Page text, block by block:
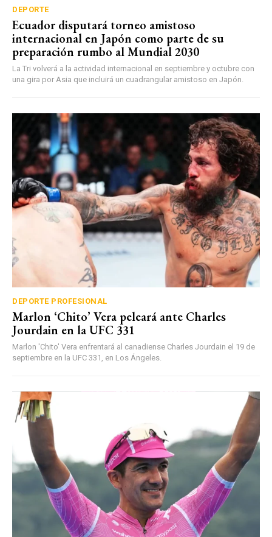
DEPORTE
Ecuador disputará torneo amistoso
internacional en Japón como parte de su
preparación rumbo al Mundial 2030
La Tri volverá a la actividad internacional en septiembre y octubre con
una gira por Asia que incluirá un cuadrangular amistoso en Japón.
DEPORTE PROFESIONAL
Marlon ‘Chito’ Vera peleará ante Charles
Jourdain en la UFC 331
Marlon 'Chito' Vera enfrentará al canadiense Charles Jourdain el 19 de
septiembre en la UFC 331, en Los Ángeles.